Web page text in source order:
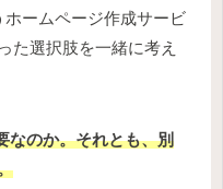
ームページ作成サービ
た選択肢を一緒に考え
なのか。それとも、別